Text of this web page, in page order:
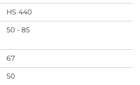
HS 440
50 - 85
67
50